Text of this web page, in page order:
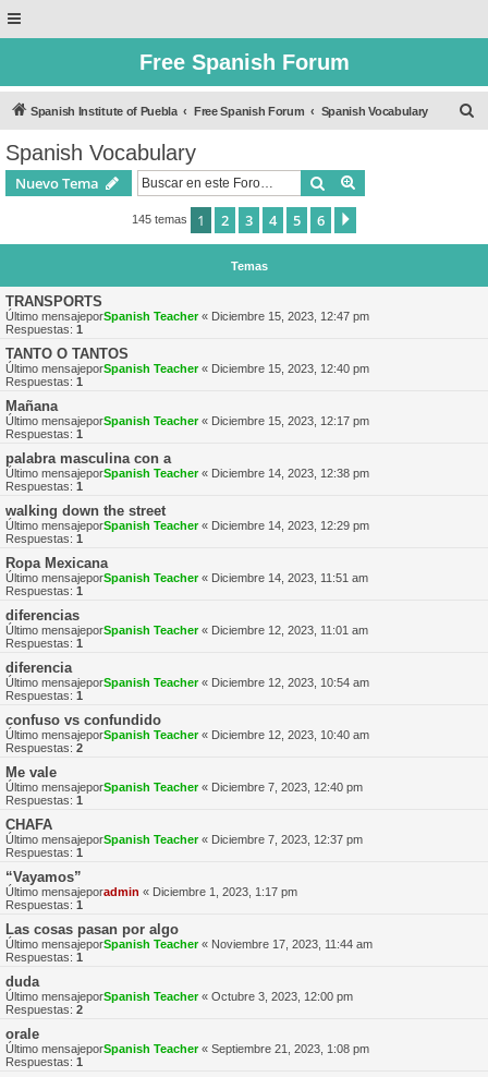
Free Spanish Forum
Spanish Institute of Puebla Free Spanish Forum Spanish Vocabulary
Spanish Vocabulary
Nuevo Tema Buscar
145 temas 1 2 3 4 5 6
Temas
TRANSPORTS
Último mensajeporSpanish Teacher« Diciembre 15, 2023, 12:47 pm
Respuestas: 1
TANTO O TANTOS
Último mensajeporSpanish Teacher« Diciembre 15, 2023, 12:40 pm
Respuestas: 1
Mañana
Último mensajeporSpanish Teacher« Diciembre 15, 2023, 12:17 pm
Respuestas: 1
palabra masculina con a
Último mensajeporSpanish Teacher« Diciembre 14, 2023, 12:38 pm
Respuestas: 1
walking down the street
Último mensajeporSpanish Teacher« Diciembre 14, 2023, 12:29 pm
Respuestas: 1
Ropa Mexicana
Último mensajeporSpanish Teacher« Diciembre 14, 2023, 11:51 am
Respuestas: 1
diferencias
Último mensajeporSpanish Teacher« Diciembre 12, 2023, 11:01 am
Respuestas: 1
diferencia
Último mensajeporSpanish Teacher« Diciembre 12, 2023, 10:54 am
Respuestas: 1
confuso vs confundido
Último mensajeporSpanish Teacher« Diciembre 12, 2023, 10:40 am
Respuestas: 2
Me vale
Último mensajeporSpanish Teacher« Diciembre 7, 2023, 12:40 pm
Respuestas: 1
CHAFA
Último mensajeporSpanish Teacher« Diciembre 7, 2023, 12:37 pm
Respuestas: 1
“Vayamos”
Último mensajeporadmin « Diciembre 1, 2023, 1:17 pm
Respuestas: 1
Las cosas pasan por algo
Último mensajeporSpanish Teacher« Noviembre 17, 2023, 11:44 am
Respuestas: 1
duda
Último mensajeporSpanish Teacher« Octubre 3, 2023, 12:00 pm
Respuestas: 2
orale
Último mensajeporSpanish Teacher« Septiembre 21, 2023, 1:08 pm
Respuestas: 1